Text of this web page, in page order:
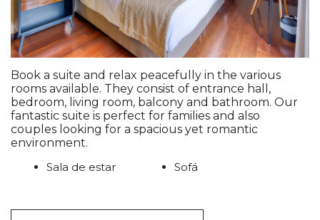
Book a suite and relax peacefully in the various
rooms available. They consist of entrance hall,
bedroom, living room, balcony and bathroom. Our
fantastic suite is perfect for families and also
couples looking for a spacious yet romantic
environment.
Sala de estar
Sofá